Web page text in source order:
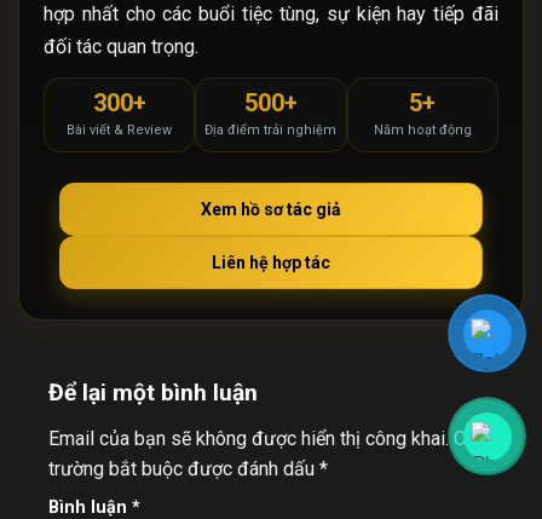
hợp nhất cho các buổi tiệc tùng, sự kiện hay tiếp đãi
đối tác quan trọng.
300+
Bài viết & Review
500+
Địa điểm trải nghiệm
5+
Năm hoạt động
Xem hồ sơ tác giả
Liên hệ hợp tác
Để lại một bình luận
Email của bạn sẽ không được hiển thị công khai. Các
trường bắt buộc được đánh dấu *
Bình luận *